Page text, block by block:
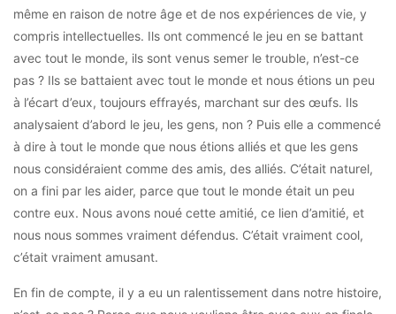
même en raison de notre âge et de nos expériences de vie, y
compris intellectuelles. Ils ont commencé le jeu en se battant
avec tout le monde, ils sont venus semer le trouble, n’est-ce
pas ? Ils se battaient avec tout le monde et nous étions un peu
à l’écart d’eux, toujours effrayés, marchant sur des œufs. Ils
analysaient d’abord le jeu, les gens, non ? Puis elle a commencé
à dire à tout le monde que nous étions alliés et que les gens
nous considéraient comme des amis, des alliés. C’était naturel,
on a fini par les aider, parce que tout le monde était un peu
contre eux. Nous avons noué cette amitié, ce lien d’amitié, et
nous nous sommes vraiment défendus. C’était vraiment cool,
c’était vraiment amusant.
En fin de compte, il y a eu un ralentissement dans notre histoire,